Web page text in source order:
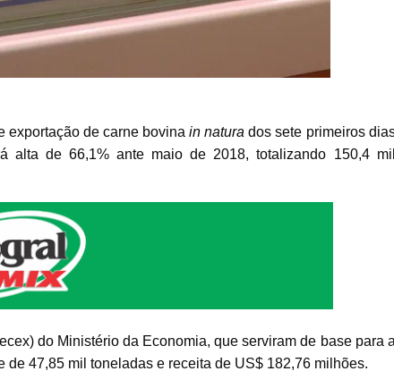
exportação de carne bovinain natura dos sete primeiros
alta de 66,1% ante maio de 2018, totalizando 150,4
do Ministério da Economia, que serviram de base para
47,85 mil toneladas e receita de US$ 182,76 milhões.